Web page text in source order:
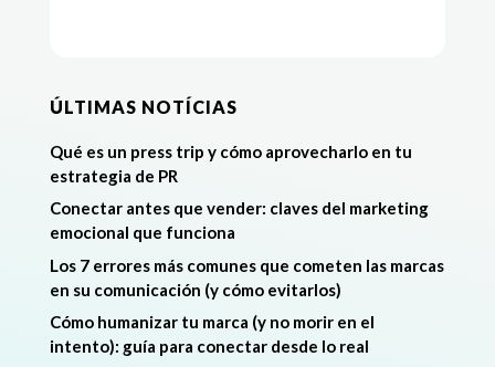
ÚLTIMAS NOTÍCIAS
Qué es un press trip y cómo aprovecharlo en tu
estrategia de PR
Conectar antes que vender: claves del marketing
emocional que funciona
Los 7 errores más comunes que cometen las marcas
en su comunicación (y cómo evitarlos)
Cómo humanizar tu marca (y no morir en el
intento): guía para conectar desde lo real